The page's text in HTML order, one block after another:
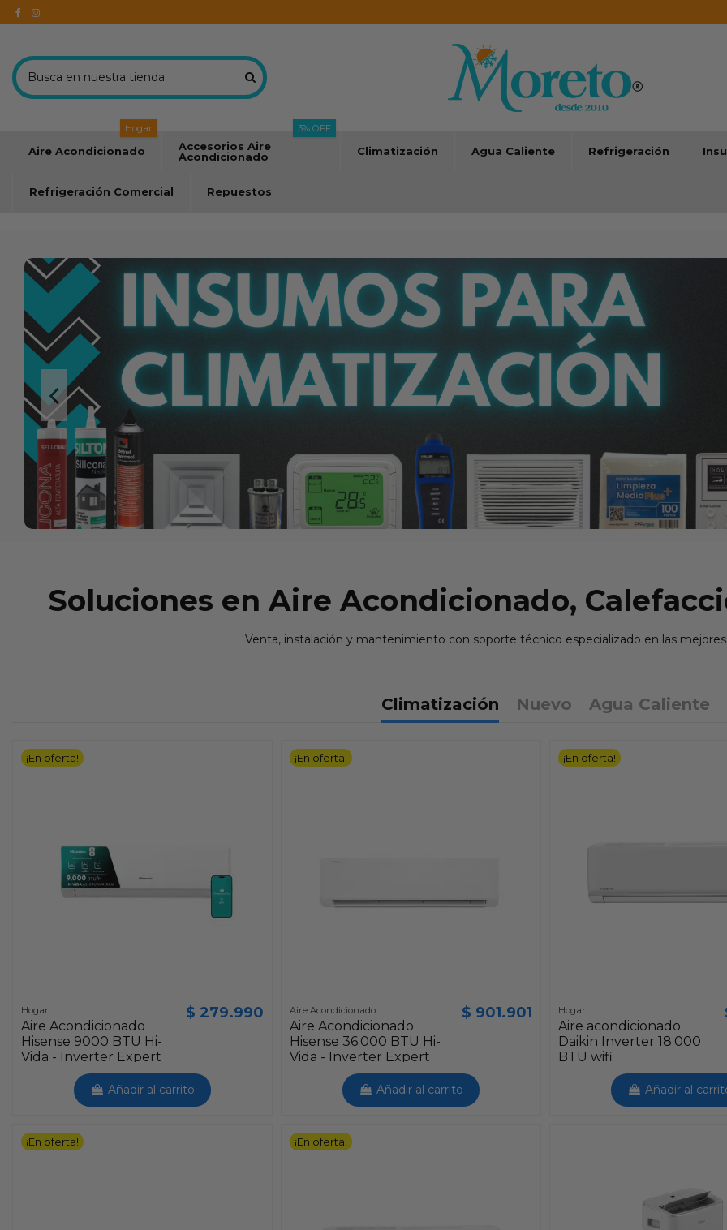
Aire Acondicionado
Hogar
Accesorios Aire
Acondicionado
3% OFF
Climatización Agua Caliente Refrigeración
Refrigeración Comercial Repuestos
Soluciones en Aire Acondicionado,
Venta, instalación y mantenimiento con soporte técnico especializado en las
Climatización Nuevo Agua Caliente
¡En oferta!
Hogar
Aire Acondicionado
Hisense 9000 BTU Hi-
Vida - Inverter Expert
AS-09UW4RLRKA
$ 279.990
Añadir al carrito
¡En oferta!
Aire Acondicionado
Aire Acondicionado
Hisense 36.000 BTU Hi-
Vida - Inverter Expert
$ 901.901
Añadir al carrito
¡En oferta!
Hogar
Aire acondicionado
Daikin Inverter 18.000
BTU wifi
Añadir al
¡En oferta! ¡En oferta!